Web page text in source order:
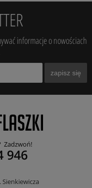
informacje o nowościach
zapisz się
Zadzwoń!
946